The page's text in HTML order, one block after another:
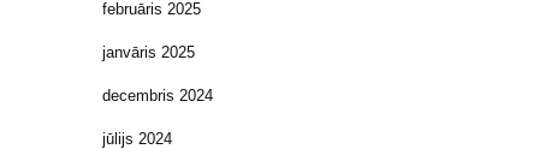
februāris 2025
janvāris 2025
decembris 2024
jūlijs 2024